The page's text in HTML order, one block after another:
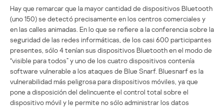
Hay que remarcar que la mayor cantidad de dispositivos Bluetooth
(uno 150) se detectó precisamente en los centros comerciales y
en las calles animadas. En lo que se refiere a la conferencia sobre la
seguridad de las redes informáticas, de los casi 600 participantes
presentes, sólo 4 tenían sus dispositivos Bluetooth en el modo de
“visible para todos” y uno de los cuatro dispositivos contenía
software vulnerable a los ataques de Blue Snarf. Bluesnarf es la
vulnerabilidad más peligrosa para dispositivos móviles, ya que
pone a disposición del delincuente el control total sobre el
dispositivo móvil y le permite no sólo administrar los datos